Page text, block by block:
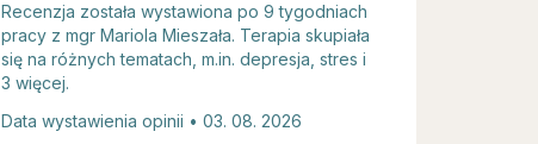
Recenzja została wystawiona po 9 tygodniach
pracy z mgr Mariola Mieszała. Terapia skupiała
się na różnych tematach, m.in. depresja, stres i
3 więcej.
Data wystawienia opinii • 03. 08. 2026